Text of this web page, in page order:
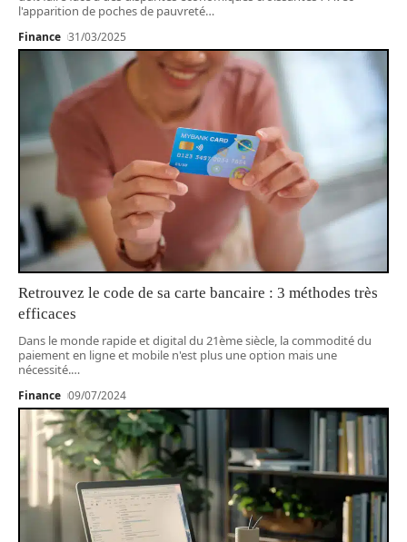
l'apparition de poches de pauvreté…
Finance 31/03/2025
Retrouvez le code de sa carte bancaire : 3 méthodes très
efficaces
Dans le monde rapide et digital du 21ème siècle, la commodité du
paiement en ligne et mobile n'est plus une option mais une
nécessité.…
Finance 09/07/2024